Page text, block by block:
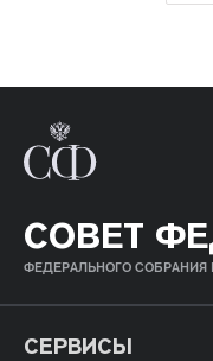
СОВЕТ
ФЕДЕРАЛЬНОГО
СЕРВИСЫ